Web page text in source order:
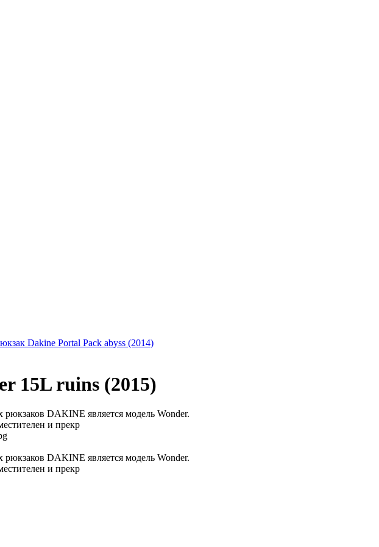
Dakine Portal Pack abyss (2014)
15L ruins (2015)
DAKINE является модель Wonder.
и прекр
DAKINE является модель Wonder.
и прекр